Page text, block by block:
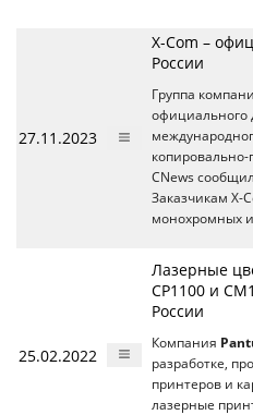
27.11.2023
X-Com –
России
Группа
официального
CNews
Заказчикам X-
монохромных
25.02.2022
Лазерные
CP1100 и
России
Компания
разработке,
принтеров и
лазерные